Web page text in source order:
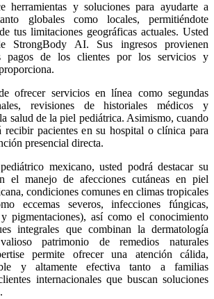
herramientas y soluciones para ayudarte a
globales como locales, permitiéndote
tus limitaciones geográficas actuales. Usted
StrongBody AI. Sus ingresos provienen
pagos de los clientes por los servicios y
ofrecer servicios en línea como segundas
revisiones de historiales médicos y
salud de la piel pediátrica. Asimismo, cuando
recibir pacientes en su hospital o clínica para
presencial directa.
mexicano, usted podrá destacar su
el manejo de afecciones cutáneas en piel
condiciones comunes en climas tropicales
eccemas severos, infecciones fúngicas,
pigmentaciones), así como el conocimiento
integrales que combinan la dermatología
patrimonio de remedios naturales
permite ofrecer una atención cálida,
y altamente efectiva tanto a familias
internacionales que buscan soluciones